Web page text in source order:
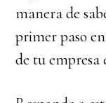
manera de
primer paso
de tu empresa